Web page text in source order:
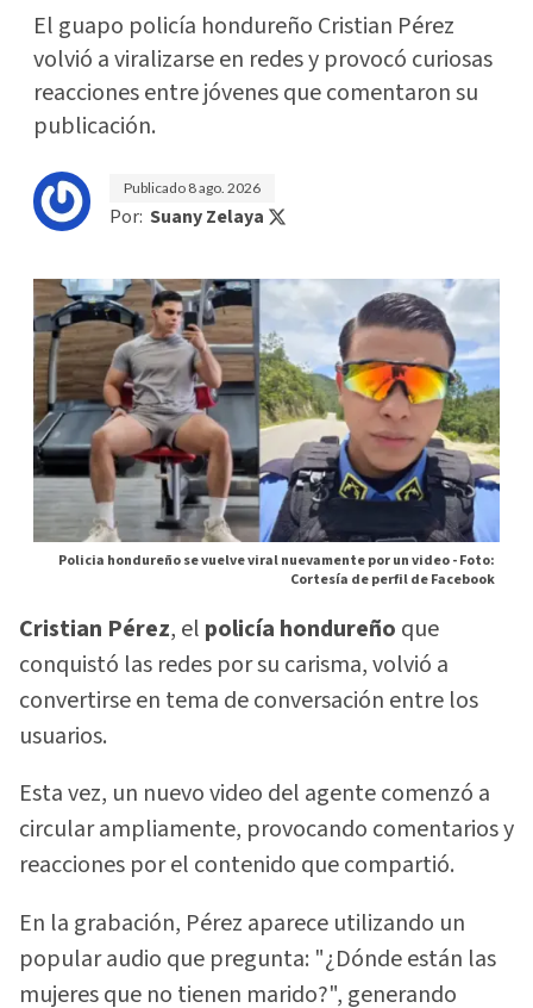
El guapo policía hondureño Cristian Pérez
volvió a viralizarse en redes y provocó curiosas
reacciones entre jóvenes que comentaron su
publicación.
Publicado 8 ago. 2026
Por: Suany Zelaya
Policia hondureño se vuelve viral nuevamente por un video -Foto:
Cortesía de perfil de Facebook
Cristian Pérez, el policía hondureño que
conquistó las redes por su carisma, volvió a
convertirse en tema de conversación entre los
usuarios.
Esta vez, un nuevo video del agente comenzó a
circular ampliamente, provocando comentarios y
reacciones por el contenido que compartió.
En la grabación, Pérez aparece utilizando un
popular audio que pregunta: "¿Dónde están las
mujeres que no tienen marido?", generando